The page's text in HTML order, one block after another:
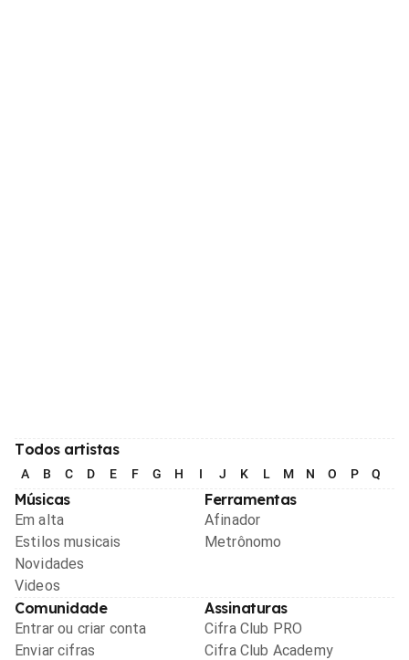
Todos artistas
A B C D E F G H I J K L M N O P Q
Músicas
Em alta
Estilos musicais
Novidades
Videos
Ferramentas
Afinador
Metrônomo
Comunidade
Entrar ou criar conta
Enviar cifras
Assinaturas
Cifra Club PRO
Cifra Club Academy